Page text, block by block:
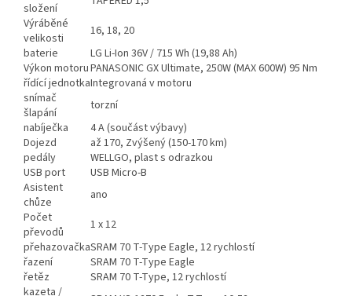
složení
Výráběné
velikosti
16, 18, 20
baterie
LG Li-Ion 36V / 715 Wh (19,88 Ah)
Výkon motoruPANASONIC GX Ultimate, 250W (MAX 600W) 95 Nm
řídící jednotkaIntegrovaná v motoru
snímač
šlapání
torzní
nabíječka
4 A (součást výbavy)
Dojezd
až 170, Zvýšený (150-170 km)
pedály
WELLGO, plast s odrazkou
USB port
USB Micro-B
Asistent
chůze
ano
Počet
převodů
1 x 12
přehazovačkaSRAM 70 T-Type Eagle, 12 rychlostí
řazení
SRAM 70 T-Type Eagle
řetěz
SRAM 70 T-Type, 12 rychlostí
kazeta /